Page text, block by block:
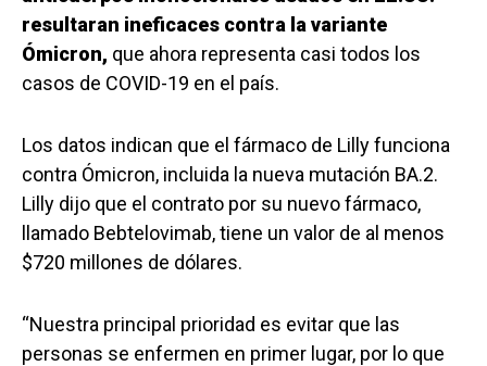
resultaran ineficaces contra la variante
Ómicron, que ahora representa casi todos los
casos de COVID-19 en el país.
Los datos indican que el fármaco de Lilly funciona
contra Ómicron, incluida la nueva mutación BA.2.
Lilly dijo que el contrato por su nuevo fármaco,
llamado Bebtelovimab, tiene un valor de al menos
$720 millones de dólares.
“Nuestra principal prioridad es evitar que las
personas se enfermen en primer lugar, por lo que